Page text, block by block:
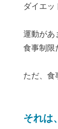
ダイエッ
運動があ
食事制限
ただ、食
それは